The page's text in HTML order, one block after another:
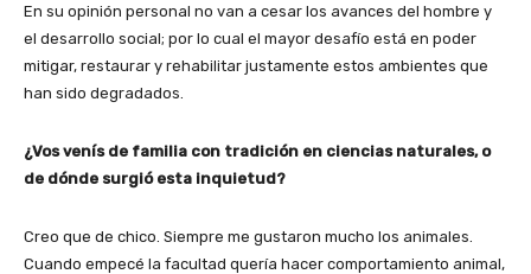
En su opinión personal no van a cesar los avances del hombre y
el desarrollo social; por lo cual el mayor desafío está en poder
mitigar, restaurar y rehabilitar justamente estos ambientes que
han sido degradados.
¿Vos venís de familia con tradición en ciencias naturales, o
de dónde surgió esta inquietud?
Creo que de chico. Siempre me gustaron mucho los animales.
Cuando empecé la facultad quería hacer comportamiento animal,